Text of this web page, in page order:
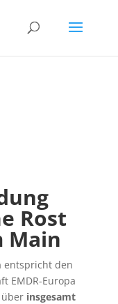
Rost
Main
entspricht den
EMDR-Europa
über insgesamt